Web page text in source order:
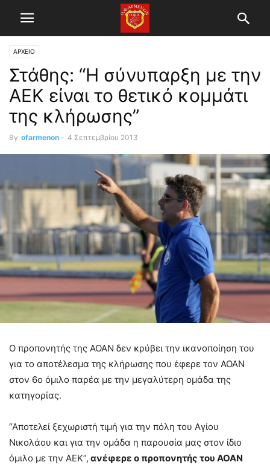
ΑΡΧΕΙΟ
Στάθης: “Η σύνυπαρξη με την
ΑΕΚ είναι το θετικό κομμάτι
της κλήρωσης”
By ofarmenon - 4 Σεπτεμβρίου 2013
Ο προπονητής της ΑΟΑΝ δεν κρύβει την ικανοποίηση του
για το αποτέλεσμα της κλήρωσης που έφερε τον ΑΟΑΝ
στον 6ο όμιλο παρέα με την μεγαλύτερη ομάδα της
κατηγορίας.
“Αποτελεί ξεχωριστή τιμή για την πόλη του Αγίου
Νικολάου και για την ομάδα η παρουσία μας στον ίδιο
όμιλο με την ΑΕΚ”, ανέφερε ο προπονητής του ΑΟΑΝ